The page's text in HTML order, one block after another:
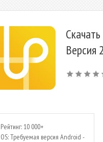
Версия
Рейтинг: 10 000+
OS: Требуемая версия Android -